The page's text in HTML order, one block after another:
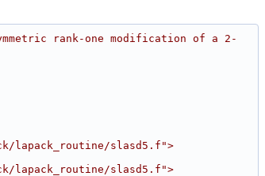
rank-one modification of a 2-
lapack_routine/slasd5.f">
lapack_routine/slasd5.f">